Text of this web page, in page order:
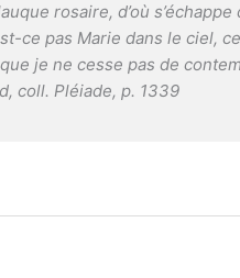
rosaire, d’où
ce pas Marie dans le ciel,
je ne cesse pas de
coll. Pléiade, p. 1339